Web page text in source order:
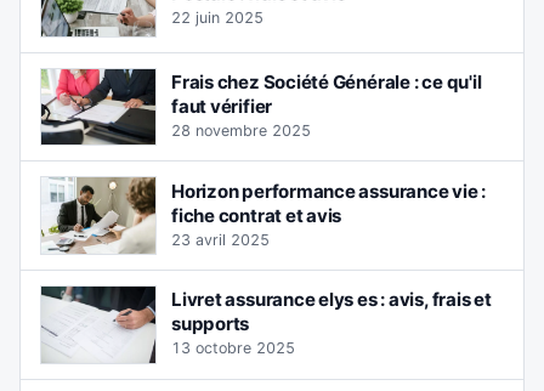
22 juin 2025
Frais chez Société Générale : ce qu'il
faut vérifier
28 novembre 2025
Horizon performance assurance vie :
fiche contrat et avis
23 avril 2025
Livret assurance elys es : avis, frais et
supports
13 octobre 2025